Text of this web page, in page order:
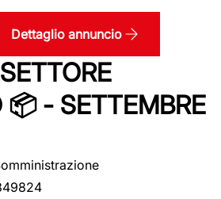
Dettaglio annuncio
📦 - SETTEMBRE